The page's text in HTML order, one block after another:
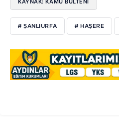
# ŞANLIURFA # HAŞERE